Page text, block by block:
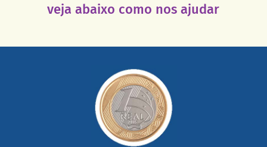
veja abaixo como nos ajudar
mail mostrando tudo o que fizemos com a sua ajuda
somada a de outras pessoas.
saiba mais